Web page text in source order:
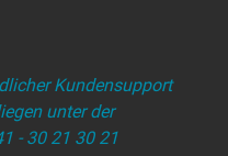
Kundensupport
unter der
- 30 21 30 21